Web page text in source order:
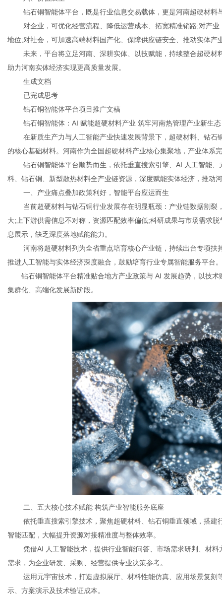
钻石铜智能体平台，既是行业信息交易载体，更是河南超硬材料
对企业，可优化经营流程、降低运营成本、拓宽精准销路;对产
地位;对社会，可加速高端材料国产化、保障供应链安全、推动实体产
未来，平台将立足河南、深耕实体、以技赋能，持续整合超硬
助力河南实体经济实现更高质量发展。
生成文档
已完成思考
钻石铜智能体平台项目推广文稿
钻石铜智能体：AI 赋能超硬材料产业 筑牢河南热管理产业新生态
在新质生产力与人工智能产业快速发展背景下，超硬材料、钻
的核心基础材料。河南作为全国超硬材料产业核心集聚地，产业体系
钻石铜智能体平台顺势而生，依托垂直搜索引擎、AI 人工智能
料、钻石铜、新型散热材料全产业链资源，深度赋能实体经济，推动
一、产业痛点叠加政策利好，智能平台应运而生
当前超硬材料与钻石铜行业发展存在明显瓶颈：产业链数据割
大;上下游供需信息不对称，资源匹配效率偏低;科研成果与市场需求
息展示，缺乏深度落地赋能能力。
河南将超硬材料列为全省重点培育核心产业链，持续出台专项
推进人工智能与实体经济深度融合，鼓励培育行业专属智能服务平台。
钻石铜智能体平台精准贴合地方产业政策与 AI 发展趋势，以技
集群化、高端化发展新阶段。
二、五大核心技术赋能 构筑产业智能服务底座
依托垂直搜索引擎技术，聚焦超硬材料、钻石铜垂直领域，搭
智能匹配，大幅提升资源对接精准度与整体效率。
凭借AI 人工智能技术，提供行业智能问答、市场需求研判、材
需求，为企业研发、采购、经营提供专业决策参考。
运用元宇宙技术，打造虚拟展厅、材料性能仿真、应用场景复
示、方案演示及技术验证成本。